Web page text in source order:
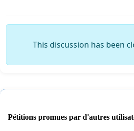
This discussion has been
Pétitions promues par d'autres